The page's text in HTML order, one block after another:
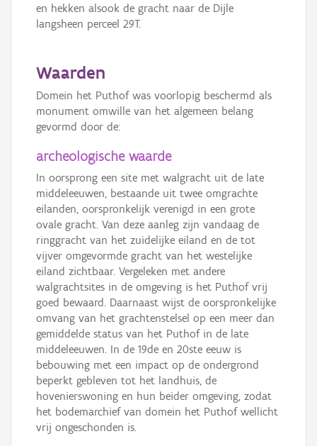
en hekken alsook de gracht naar de Dijle
langsheen perceel 29T.
Waarden
Domein het Puthof was voorlopig beschermd als
monument omwille van het algemeen belang
gevormd door de:
archeologische waarde
In oorsprong een site met walgracht uit de late
middeleeuwen, bestaande uit twee omgrachte
eilanden, oorspronkelijk verenigd in een grote
ovale gracht. Van deze aanleg zijn vandaag de
ringgracht van het zuidelijke eiland en de tot
vijver omgevormde gracht van het westelijke
eiland zichtbaar. Vergeleken met andere
walgrachtsites in de omgeving is het Puthof vrij
goed bewaard. Daarnaast wijst de oorspronkelijke
omvang van het grachtenstelsel op een meer dan
gemiddelde status van het Puthof in de late
middeleeuwen. In de 19de en 20ste eeuw is
bebouwing met een impact op de ondergrond
beperkt gebleven tot het landhuis, de
hovenierswoning en hun beider omgeving, zodat
het bodemarchief van domein het Puthof wellicht
vrij ongeschonden is.